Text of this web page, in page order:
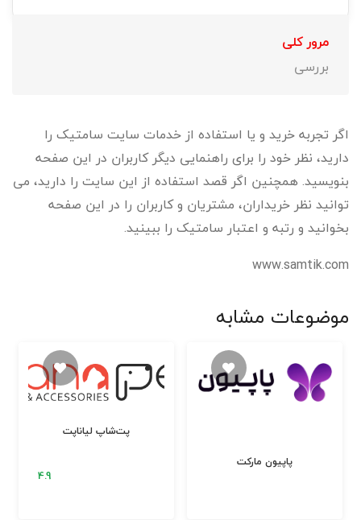
مرور کلی
بررسی
اگر تجربه خرید و یا استفاده از خدمات سایت سامتیک را
دارید، نظر خود را برای راهنمایی دیگر کاربران در این صفحه
بنویسید. همچنین اگر قصد استفاده از این سایت را دارید، می
توانید نظر خریداران، مشتریان و کاربران را در این صفحه
بخوانید و رتبه و اعتبار سامتیک را ببینید.
www.samtik.com
موضوعات مشابه
پت‌شاپ لیاناپت
پاپیون مارکت